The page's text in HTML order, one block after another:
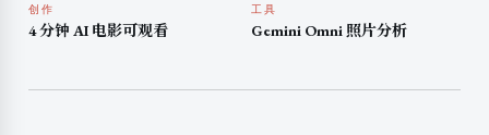
创作
4 分钟 AI 电影可观看
工具
Gemini Omni 照片分析